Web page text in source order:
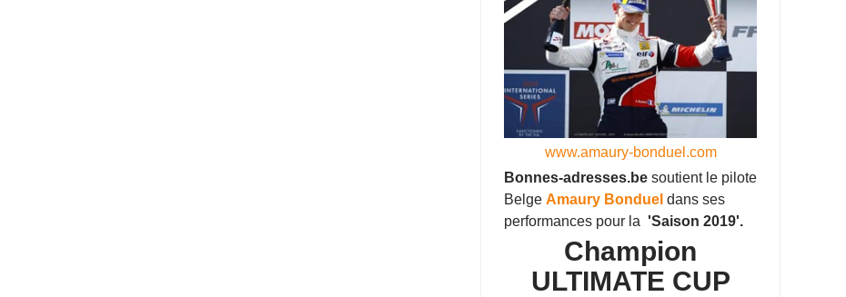
www.amaury-bonduel.com
Bonnes-adresses.be soutient le pilote
Belge Amaury Bonduel dans ses
performances pour la 'Saison 2019'.
Champion
ULTIMATE CUP